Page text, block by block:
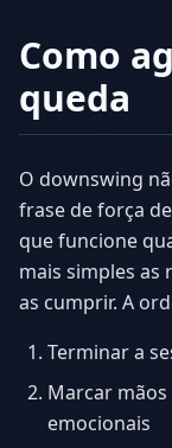
Como
queda
O downswing
frase de força
que funcione
mais simples as
as cumprir. A
Terminar a
Marcar
emocionais